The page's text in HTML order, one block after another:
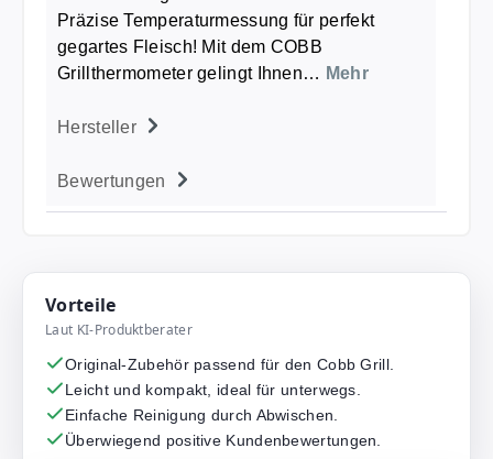
Präzise Temperaturmessung für perfekt
gegartes Fleisch! Mit dem COBB
Grillthermometer gelingt Ihnen… Mehr
Hersteller
Bewertungen
Vorteile
Laut KI-Produktberater
Original-Zubehör passend für den Cobb Grill.
Leicht und kompakt, ideal für unterwegs.
Einfache Reinigung durch Abwischen.
Überwiegend positive Kundenbewertungen.